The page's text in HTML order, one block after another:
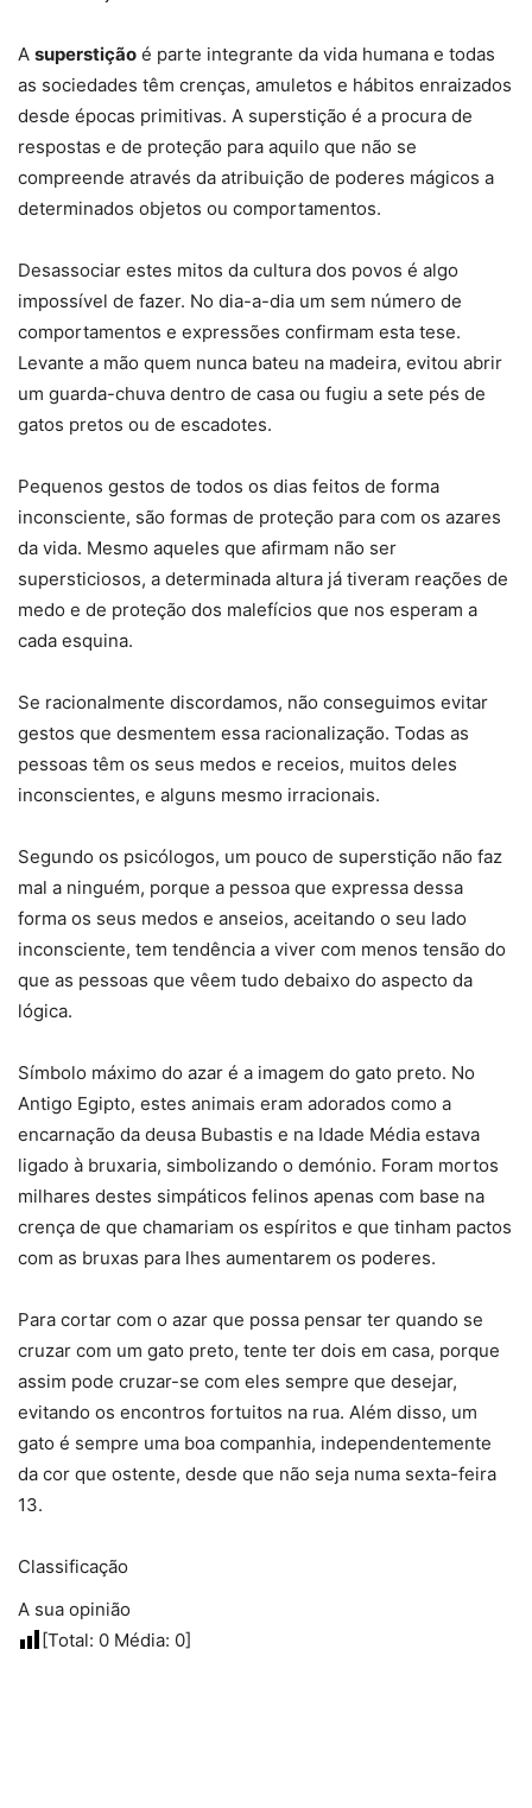
A superstição é parte integrante da vida humana e todas
as sociedades têm crenças, amuletos e hábitos enraizados
desde épocas primitivas. A superstição é a procura de
respostas e de proteção para aquilo que não se
compreende através da atribuição de poderes mágicos a
determinados objetos ou comportamentos.
Desassociar estes mitos da cultura dos povos é algo
impossível de fazer. No dia-a-dia um sem número de
comportamentos e expressões confirmam esta tese.
Levante a mão quem nunca bateu na madeira, evitou abrir
um guarda-chuva dentro de casa ou fugiu a sete pés de
gatos pretos ou de escadotes.
Pequenos gestos de todos os dias feitos de forma
inconsciente, são formas de proteção para com os azares
da vida. Mesmo aqueles que afirmam não ser
supersticiosos, a determinada altura já tiveram reações de
medo e de proteção dos malefícios que nos esperam a
cada esquina.
Se racionalmente discordamos, não conseguimos evitar
gestos que desmentem essa racionalização. Todas as
pessoas têm os seus medos e receios, muitos deles
inconscientes, e alguns mesmo irracionais.
Segundo os psicólogos, um pouco de superstição não faz
mal a ninguém, porque a pessoa que expressa dessa
forma os seus medos e anseios, aceitando o seu lado
inconsciente, tem tendência a viver com menos tensão do
que as pessoas que vêem tudo debaixo do aspecto da
lógica.
Símbolo máximo do azar é a imagem do gato preto. No
Antigo Egipto, estes animais eram adorados como a
encarnação da deusa Bubastis e na Idade Média estava
ligado à bruxaria, simbolizando o demónio. Foram mortos
milhares destes simpáticos felinos apenas com base na
crença de que chamariam os espíritos e que tinham pactos
com as bruxas para lhes aumentarem os poderes.
Para cortar com o azar que possa pensar ter quando se
cruzar com um gato preto, tente ter dois em casa, porque
assim pode cruzar-se com eles sempre que desejar,
evitando os encontros fortuitos na rua. Além disso, um
gato é sempre uma boa companhia, independentemente
da cor que ostente, desde que não seja numa sexta-feira
13.
Classificação
A sua opinião
[Total: 0 Média: 0]